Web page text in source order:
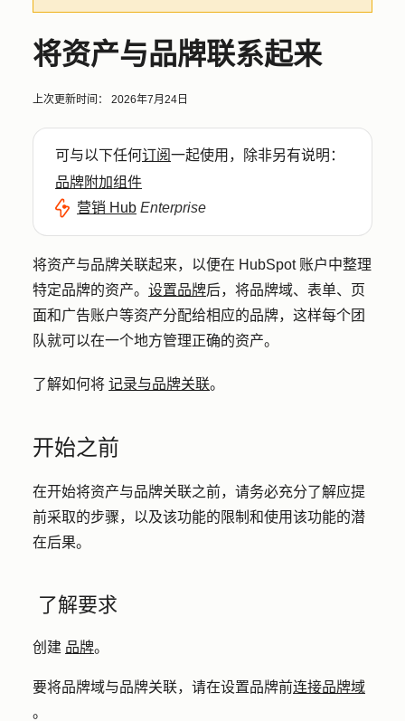
将资产与品牌联系起来
上次更新时间： 2026年7月24日
可与以下任何订阅一起使用，除非另有说明：
品牌附加组件
营销 Hub Enterprise
将资产与品牌关联起来，以便在 HubSpot 账户中整理
特定品牌的资产。 设置品牌后，将品牌域、表单、页
面和广告账户等资产分配给相应的品牌，这样每个团
队就可以在一个地方管理正确的资产。
了解如何将 记录与品牌关联。
开始之前
在开始将资产与品牌关联之前，请务必充分了解应提
前采取的步骤，以及该功能的限制和使用该功能的潜
在后果。
了解要求
创建 品牌。
要将品牌域与品牌关联，请在设置品牌前连接品牌域
。